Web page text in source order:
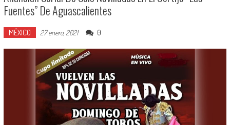
Fuentes” De Aguascalientes
MÉXICO 27 enero, 2021 0